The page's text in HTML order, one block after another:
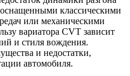
классическими
или механическими
вариатора CVT зависит
и стиля вождения.
и недостатки,
автомобиля.